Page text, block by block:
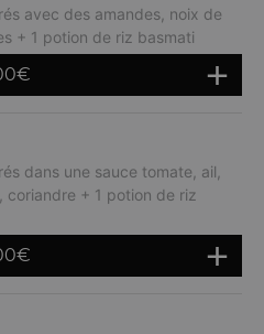
avec des amandes, noix de
+ 1 potion de riz basmati
€
dans une sauce tomate, ail,
+ 1 potion de riz
€